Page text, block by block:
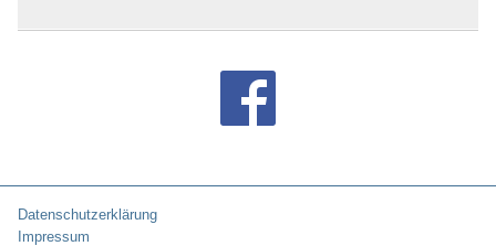
Datenschutzerklärung
Impressum